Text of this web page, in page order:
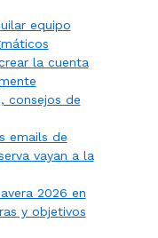
equipo
la cuenta
consejos de
emails de
vayan a la
2026 en
y objetivos